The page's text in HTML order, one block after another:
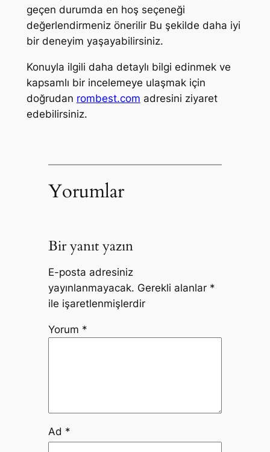
geçen durumda en hoş seçeneği
değerlendirmeniz önerilir Bu şekilde daha iyi
bir deneyim yaşayabilirsiniz.
Konuyla ilgili daha detaylı bilgi edinmek ve
kapsamlı bir incelemeye ulaşmak için
doğrudan rombest.com adresini ziyaret
edebilirsiniz.
Yorumlar
Bir yanıt yazın
E-posta adresiniz
yayınlanmayacak. Gerekli alanlar *
ile işaretlenmişlerdir
Yorum *
Ad *